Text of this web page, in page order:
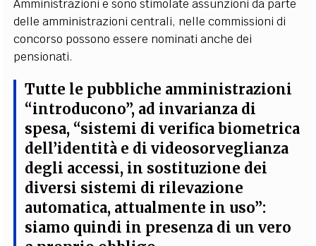
Amministrazioni e sono stimolate assunzioni da parte
delle amministrazioni centrali, nelle commissioni di
concorso possono essere nominati anche dei
pensionati.
Tutte le pubbliche amministrazioni
“introducono”, ad invarianza di
spesa, “sistemi di verifica biometrica
dell’identità e di videosorveglianza
degli accessi, in sostituzione dei
diversi sistemi di rilevazione
automatica, attualmente in uso”:
siamo quindi in presenza di un vero